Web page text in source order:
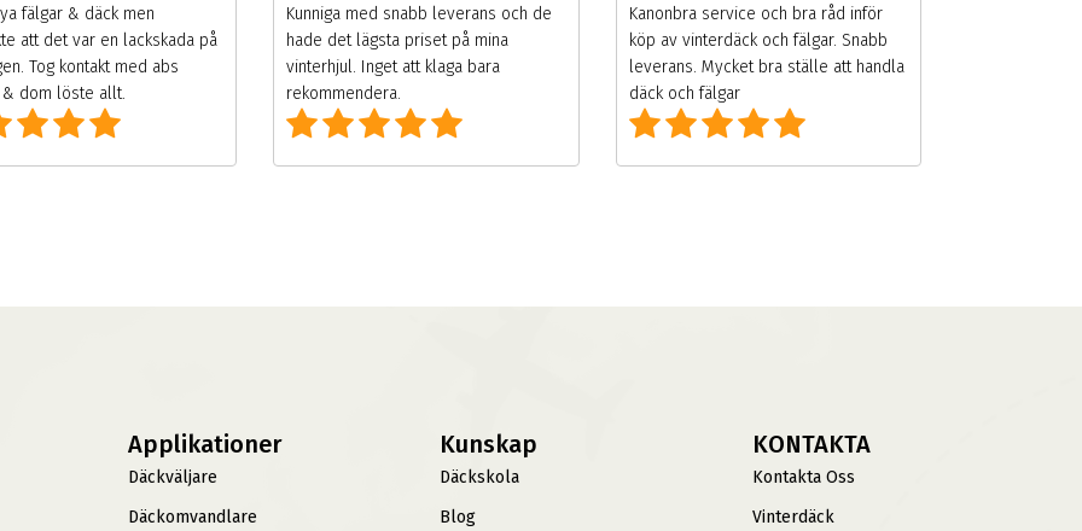
fälgar & däck men
att det var en lackskada på
Tog kontakt med abs
dom löste allt.
Kunniga med snabb leverans och de
hade det lägsta priset på mina
vinterhjul. Inget att klaga bara
rekommendera.
Kanonbra service och bra råd inför
köp av vinterdäck och fälgar. Snabb
leverans. Mycket bra ställe att handla
däck och fälgar
Applikationer
Däckväljare
Däckomvandlare
Kunskap
Däckskola
Blog
KONTAKTA
Kontakta Oss
Vinterdäck